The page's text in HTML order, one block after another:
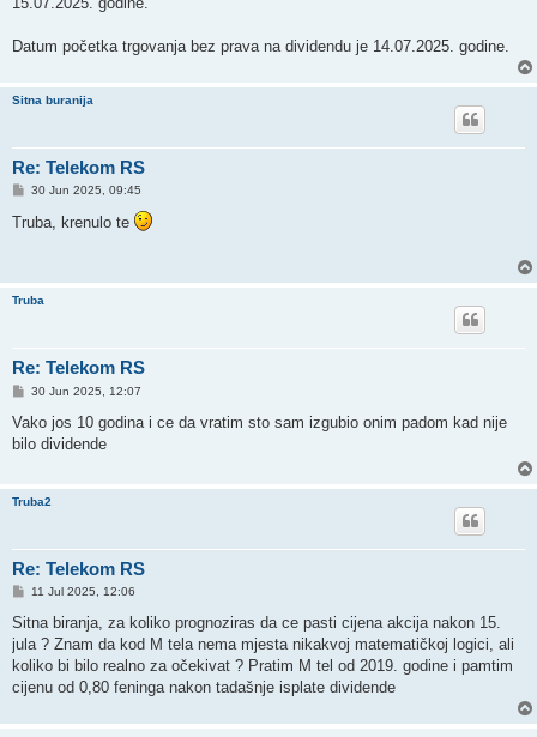
Datum početka trgovanja bez prava na dividendu je 14.07.2025. godine.
Sitna buranija
Re: Telekom RS
P
s
t
30 Jun 2025, 09:45
Truba, krenulo te
Truba
Re: Telekom RS
P
s
30 Jun 2025, 12:07
Vako jos 10 godina i ce da vratim sto sam izgubio onim padom kad nije
bilo dividende
Truba2
Re: Telekom RS
P
s
11 Jul 2025, 12:06
Sitna biranja, za koliko prognoziras da ce pasti cijena akcija nakon 15.
jula ? Znam da kod M tela nema mjesta nikakvoj matematičkoj logici, ali
koliko bi bilo realno za očekivat ? Pratim M tel od 2019. godine i pamtim
cijenu od 0,80 feninga nakon tadašnje isplate dividende